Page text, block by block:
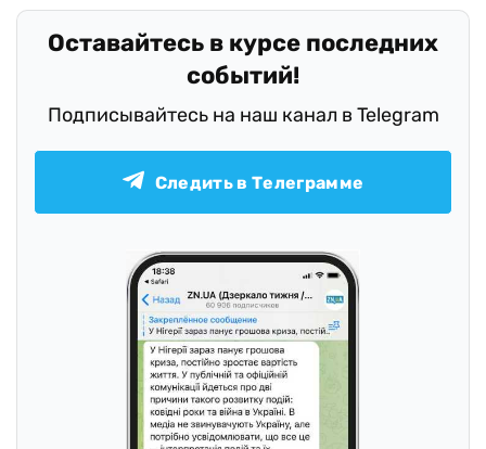
Оставайтесь в курсе последних
событий!
Подписывайтесь на наш канал в Telegram
Следить в Телеграмме